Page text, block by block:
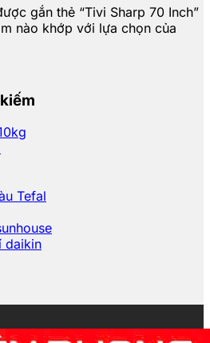
gắn thẻ “Tivi Sharp 70 Inch”
nào khớp với lựa chọn của
Tefal
daikin